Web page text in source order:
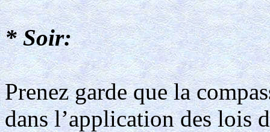
* Soir:
Prenez garde que la
dans l’application des lois